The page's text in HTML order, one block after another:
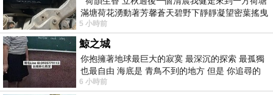
滿塘荷花湧動著芳馨蒼天碧野下靜靜凝望密葉搖曳
幽泉中復有蛙鳴嘓嘓水波裡搖曳
5 小時前
鯨之城
你抱擁著地球最巨大的寂寞 最深沉的探索 最孤獨
也最自由 海底是 青鳥不到的地方 但是 你追尋的
幸福 可以比珍珠更
6 小時前